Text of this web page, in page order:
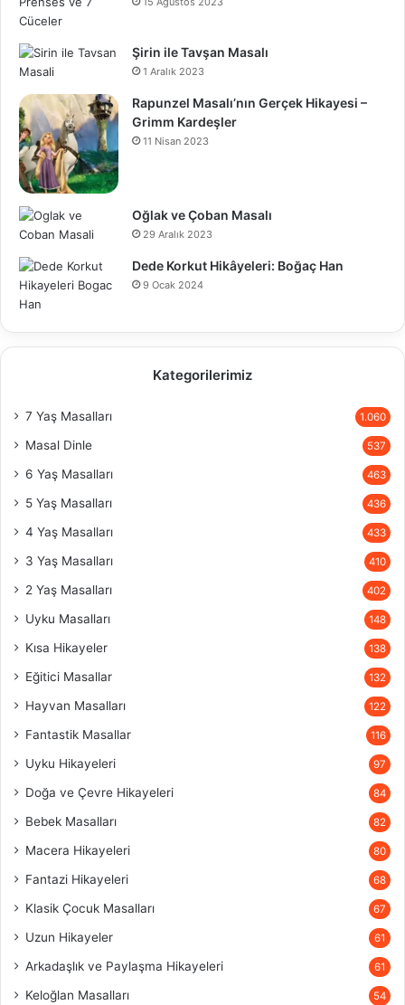
Şirin ile Tavşan Masalı
1 Aralık 2023
Rapunzel Masalı’nın Gerçek Hikayesi –
Grimm Kardeşler
11 Nisan 2023
Oğlak ve Çoban Masalı
29 Aralık 2023
Dede Korkut Hikâyeleri: Boğaç Han
9 Ocak 2024
Kategorilerimiz
7 Yaş Masalları 1.060
Masal Dinle 537
6 Yaş Masalları 463
5 Yaş Masalları 436
4 Yaş Masalları 433
3 Yaş Masalları 410
2 Yaş Masalları 402
Uyku Masalları 148
Kısa Hikayeler 138
Eğitici Masallar 132
Hayvan Masalları 122
Fantastik Masallar 116
Uyku Hikayeleri 97
Doğa ve Çevre Hikayeleri 84
Bebek Masalları 82
Macera Hikayeleri 80
Fantazi Hikayeleri 68
Klasik Çocuk Masalları 67
Uzun Hikayeler 61
Arkadaşlık ve Paylaşma Hikayeleri 61
Keloğlan Masalları 54